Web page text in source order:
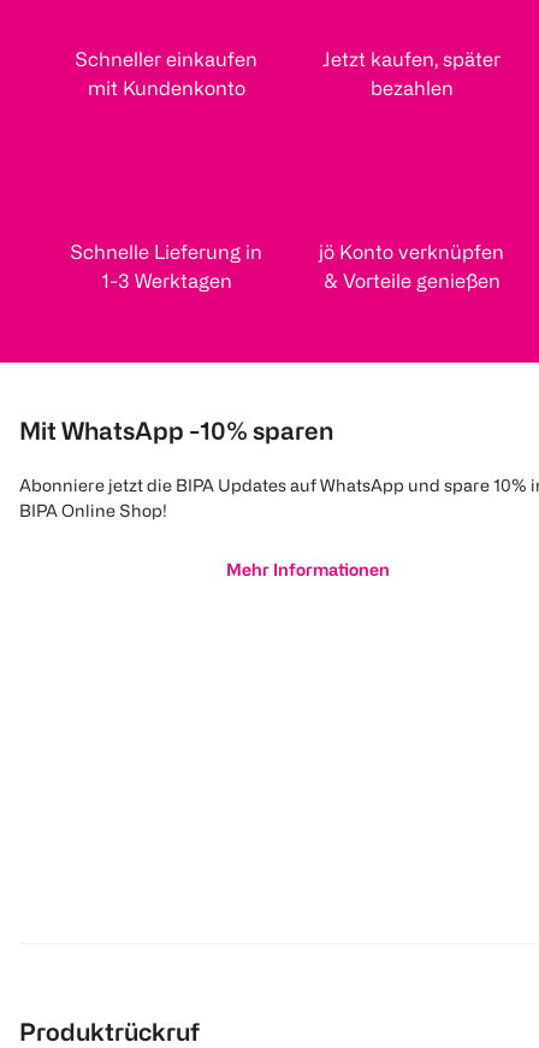
Schneller einkaufen
mit Kundenkonto
Jetzt kaufen, später
bezahlen
Schnelle Lieferung in
1-3 Werktagen
jö Konto verknüpfen
& Vorteile genießen
Mit WhatsApp -10% sparen
Abonniere jetzt die BIPA Updates auf WhatsApp und spare 10%
BIPA Online Shop!
Mehr Informationen
Produktrückruf